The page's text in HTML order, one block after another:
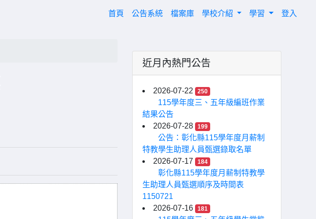
首頁(current)
公告系統 檔案庫 學校介紹 學習 登入
近月內熱門公告
2026-07-22 250
115學年度三、五年級編班作業
結果公告
2026-07-28
199
公告：彰化縣115學年度月薪制
特教學生助理人員甄選錄取名單
2026-07-17
184
彰化縣115學年度月薪制特教學
生助理人員甄選順序及時間表
1150721
2026-07-16
181